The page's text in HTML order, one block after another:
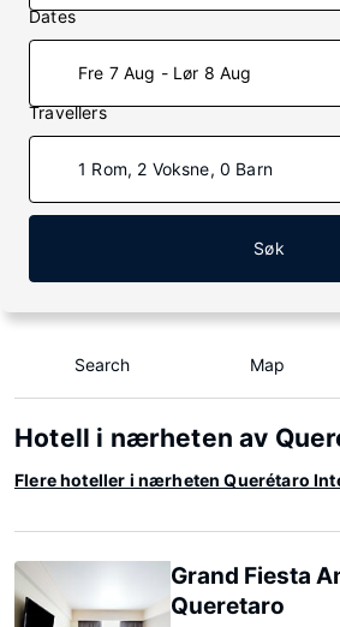
Dates
Fre 7 Aug - Lør 8 Aug
Travellers
1 Rom, 2 Voksne, 0 Barn
Søk
Search Map
Hotell i nærheten av
Flere hoteller i nærheten Querétaro
Grand Fiesta
Queretaro